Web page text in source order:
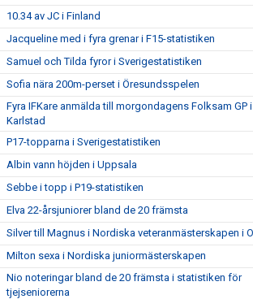
10.34 av JC i Finland
Jacqueline med i fyra grenar i F15-statistiken
Samuel och Tilda fyror i Sverigestatistiken
Sofia nära 200m-perset i Öresundsspelen
Fyra IFKare anmälda till morgondagens Folksam GP i
Karlstad
P17-topparna i Sverigestatistiken
Albin vann höjden i Uppsala
Sebbe i topp i P19-statistiken
Elva 22-årsjuniorer bland de 20 främsta
Silver till Magnus i Nordiska veteranmästerskapen i
Milton sexa i Nordiska juniormästerskapen
Nio noteringar bland de 20 främsta i statistiken för
tjejseniorerna